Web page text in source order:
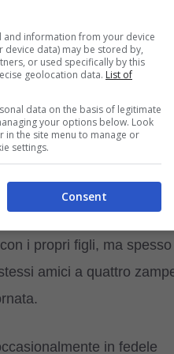
animali del quartiere,
questo il momento giusto
che i nostri amici
per anni in tale ambito,
J (assai noto su IG come
a fare amicizia con gli
i propri figli, ma spesso
amici a quattro
in fedele
information from your device
data) may be stored by,
or used specifically by this
geolocation data. List of
data on the basis of legitimate
your options below. Look
the site menu to manage or
settings.
Consent